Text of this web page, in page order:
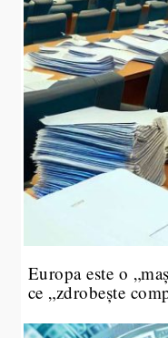
Europa este o
ce „zdrobește